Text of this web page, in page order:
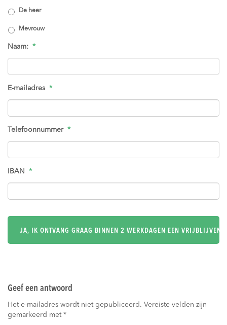
De heer
Mevrouw
Naam: *
E-mailadres *
Telefoonnummer *
IBAN *
Geef een antwoord
Het e-mailadres wordt niet gepubliceerd. Vereiste velden zijn
gemarkeerd met *